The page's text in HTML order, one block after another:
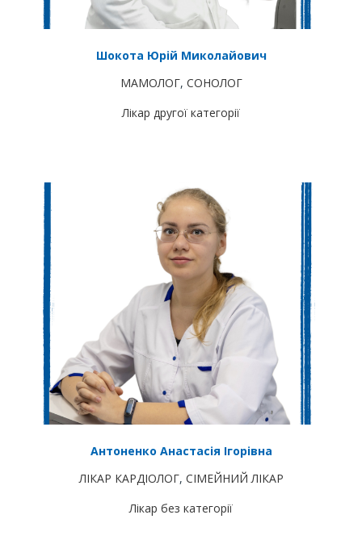
Шокота Юрій Миколайович
МАМОЛОГ, СОНОЛОГ
Лікар другої категорії
Антоненко Анастасія Ігорівна
ЛІКАР КАРДІОЛОГ, СІМЕЙНИЙ ЛІКАР
Лікар без категорії